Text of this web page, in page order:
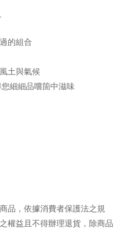
的組合
土與氣候
細細品嚐箇中滋味
品，依據消費者保護法之規
權益且不得辦理退貨，除商品